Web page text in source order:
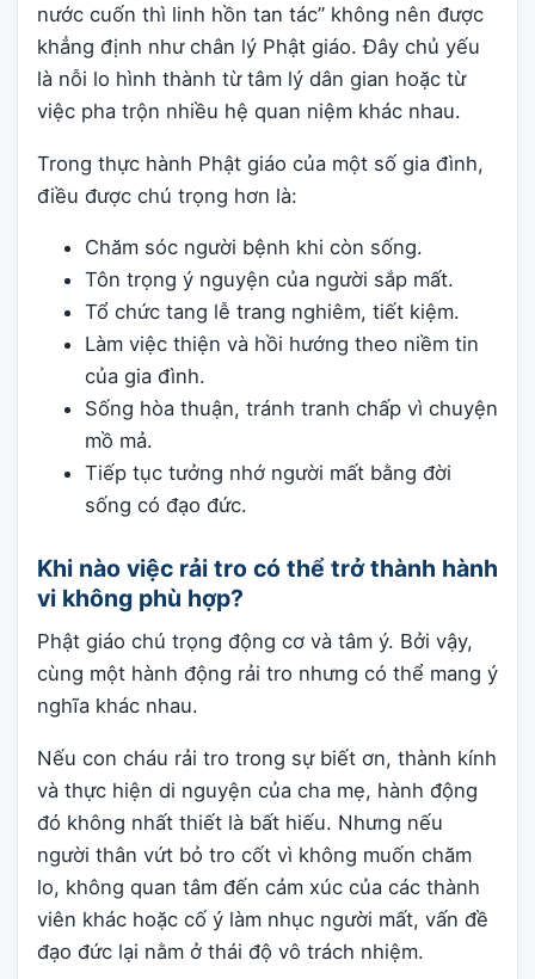
nước cuốn thì linh hồn tan tác” không nên được
khẳng định như chân lý Phật giáo. Đây chủ yếu
là nỗi lo hình thành từ tâm lý dân gian hoặc từ
việc pha trộn nhiều hệ quan niệm khác nhau.
Trong thực hành Phật giáo của một số gia đình,
điều được chú trọng hơn là:
Chăm sóc người bệnh khi còn sống.
Tôn trọng ý nguyện của người sắp mất.
Tổ chức tang lễ trang nghiêm, tiết kiệm.
Làm việc thiện và hồi hướng theo niềm tin
của gia đình.
Sống hòa thuận, tránh tranh chấp vì chuyện
mồ mả.
Tiếp tục tưởng nhớ người mất bằng đời
sống có đạo đức.
Khi nào việc rải tro có thể trở thành hành
vi không phù hợp?
Phật giáo chú trọng động cơ và tâm ý. Bởi vậy,
cùng một hành động rải tro nhưng có thể mang ý
nghĩa khác nhau.
Nếu con cháu rải tro trong sự biết ơn, thành kính
và thực hiện di nguyện của cha mẹ, hành động
đó không nhất thiết là bất hiếu. Nhưng nếu
người thân vứt bỏ tro cốt vì không muốn chăm
lo, không quan tâm đến cảm xúc của các thành
viên khác hoặc cố ý làm nhục người mất, vấn đề
đạo đức lại nằm ở thái độ vô trách nhiệm.